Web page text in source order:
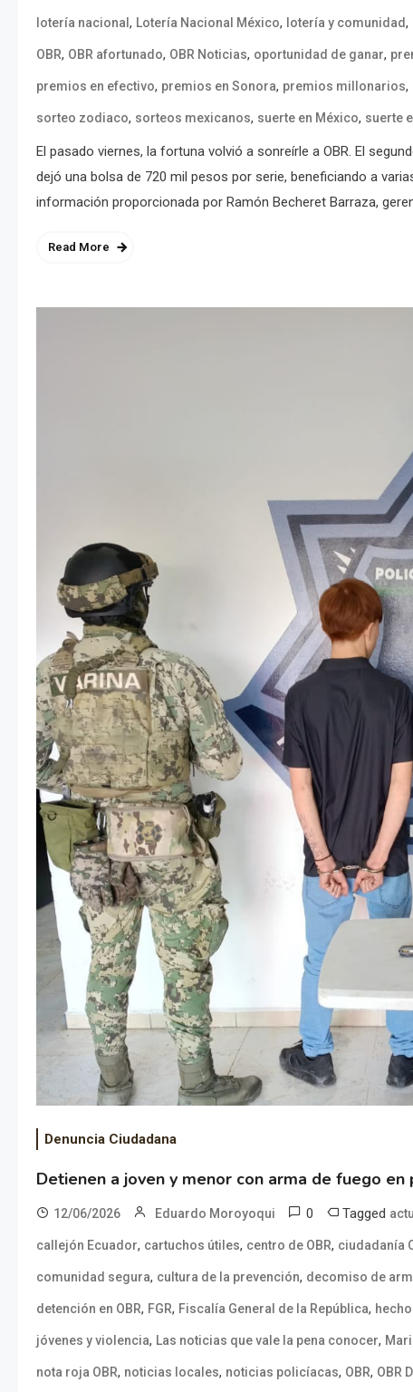
lotería nacional , Lotería Nacional México, lotería y comunidad,
OBR, OBR afortunado, OBR Noticias, oportunidad de ganar,
premios en efectivo, premios en Sonora, premios millonarios,
sorteo zodiaco, sorteos mexicanos, suerte en México, suerte
El pasado viernes, la fortuna volvió a sonreírle a OBR. El
dejó una bolsa de 720 mil pesos por serie, beneficiando a
información proporcionada por Ramón Becheret Barraza,
Read More
Denuncia Ciudadana
Detienen a joven y menor con arma de fuego en
12/06/2026 Eduardo Moroyoqui 0 Tagged
callejón Ecuador, cartuchos útiles, centro de OBR, ciudadanía
comunidad segura, cultura de la prevención, decomiso de
detención en OBR, FGR, Fiscalía General de la República,
jóvenes y violencia, Las noticias que vale la pena conocer,
nota roja OBR, noticias locales, noticias policíacas, OBR, OBR